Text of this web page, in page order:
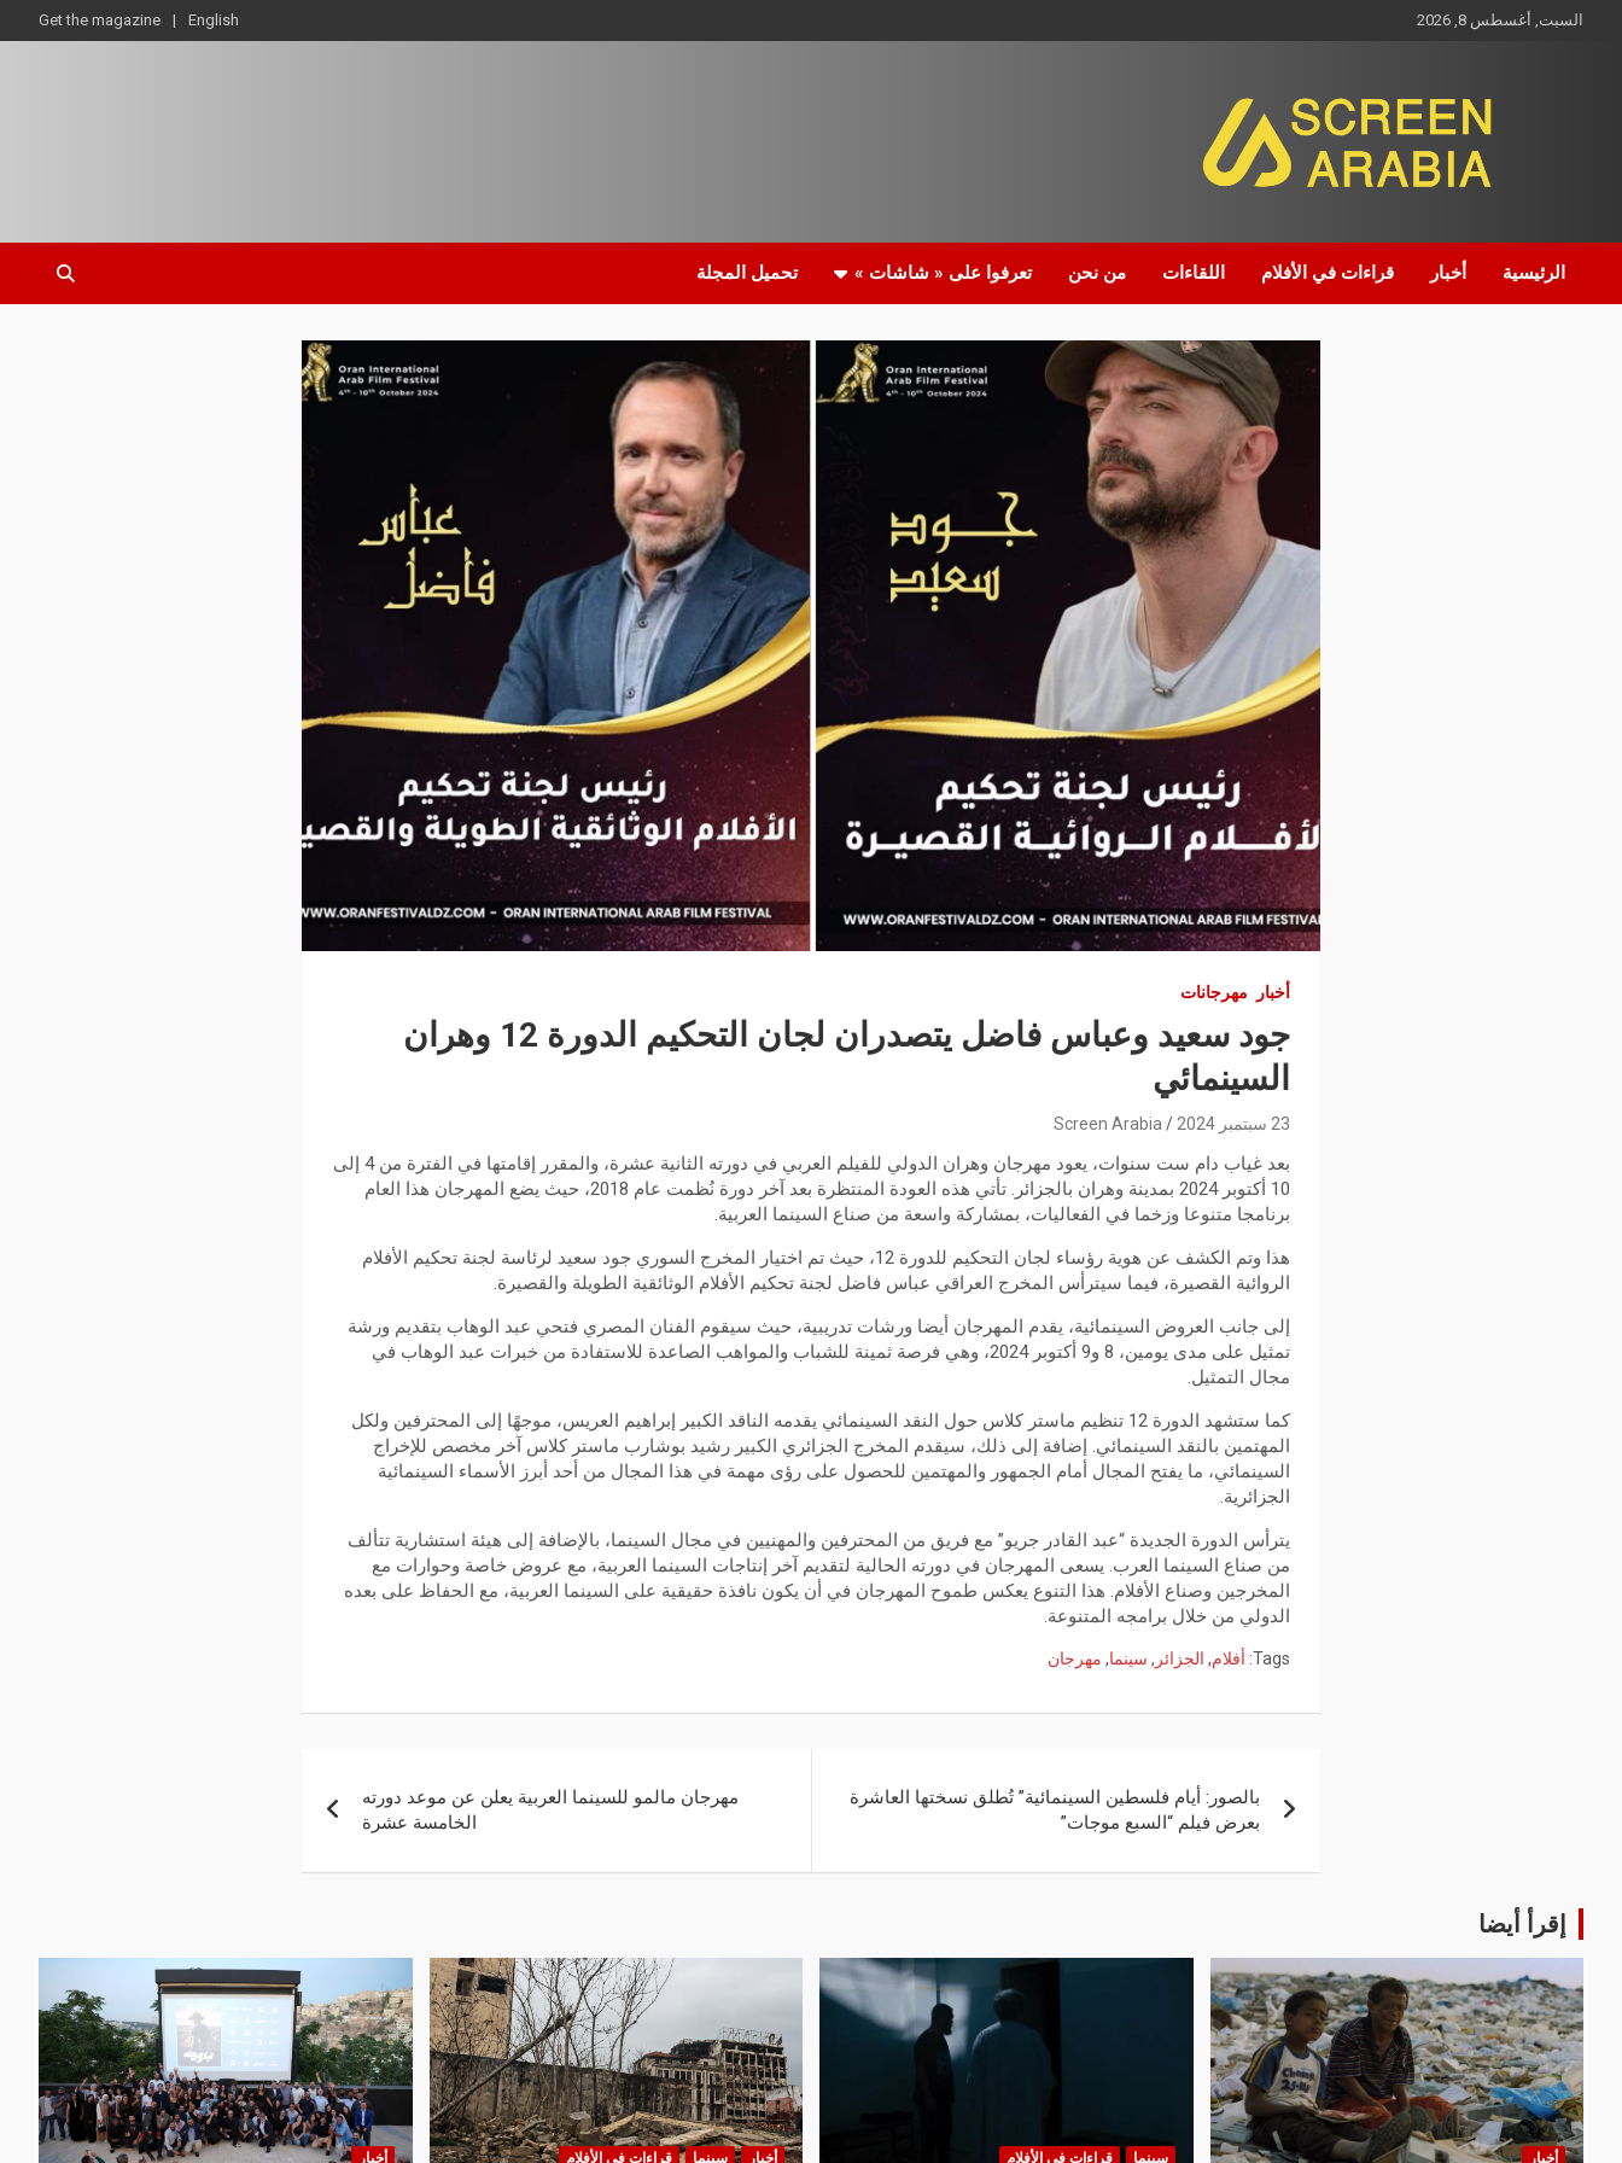
السبت, أغسطس 8, 2026 English
Get the magazine
Screen Arabia
الرئيسية أخبار قراءات في الأفلام اللقاءات من نحن تعرفوا على « شاشات » تحميل المجلة
أخبار مهرجانات
جود سعيد وعباس فاضل يتصدران لجان التحكيم الدورة 12 وهران
السينمائي
23 سبتمبر 2024 Screen Arabia
بعد غياب دام ست سنوات، يعود مهرجان وهران الدولي للفيلم العربي في دورته الثانية عشرة، والمقرر إقامتها في الفترة من 4 إلى
10 أكتوبر 2024 بمدينة وهران بالجزائر. تأتي هذه العودة المنتظرة بعد آخر دورة نُظمت عام 2018، حيث يضع المهرجان هذا العام
برنامجا متنوعا وزخما في الفعاليات، بمشاركة واسعة من صناع السينما العربية.
هذا وتم الكشف عن هوية رؤساء لجان التحكيم للدورة 12، حيث تم اختيار المخرج السوري جود سعيد لرئاسة لجنة تحكيم الأفلام
الروائية القصيرة، فيما سيترأس المخرج العراقي عباس فاضل لجنة تحكيم الأفلام الوثائقية الطويلة والقصيرة.
إلى جانب العروض السينمائية، يقدم المهرجان أيضا ورشات تدريبية، حيث سيقوم الفنان المصري فتحي عبد الوهاب بتقديم ورشة
تمثيل على مدى يومين، 8 و9 أكتوبر 2024، وهي فرصة ثمينة للشباب والمواهب الصاعدة للاستفادة من خبرات عبد الوهاب في
مجال التمثيل.
كما ستشهد الدورة 12 تنظيم ماستر كلاس حول النقد السينمائي يقدمه الناقد الكبير إبراهيم العريس، موجهًا إلى المحترفين ولكل
المهتمين بالنقد السينمائي. إضافة إلى ذلك، سيقدم المخرج الجزائري الكبير رشيد بوشارب ماستر كلاس آخر مخصص للإخراج
السينمائي، ما يفتح المجال أمام الجمهور والمهتمين للحصول على رؤى مهمة في هذا المجال من أحد أبرز الأسماء السينمائية
الجزائرية.
يترأس الدورة الجديدة “عبد القادر جريو” مع فريق من المحترفين والمهنيين في مجال السينما، بالإضافة إلى هيئة استشارية تتألف
من صناع السينما العرب. يسعى المهرجان في دورته الحالية لتقديم آخر إنتاجات السينما العربية، مع عروض خاصة وحوارات مع
المخرجين وصناع الأفلام. هذا التنوع يعكس طموح المهرجان في أن يكون نافذة حقيقية على السينما العربية، مع الحفاظ على بعده
الدولي من خلال برامجه المتنوعة.
Tags: أفلام, الجزائر , سينما, مهرجان
بالصور: أيام فلسطين السينمائية” تُطلق نسختها العاشرة
بعرض فيلم “السبع موجات”
مهرجان مالمو للسينما العربية يعلن عن موعد دورته
الخامسة عشرة
إقرأ أيضا
أخبار سينما قراءات في الأفلام أخبار سينما قراءات في الأفلام أخبار